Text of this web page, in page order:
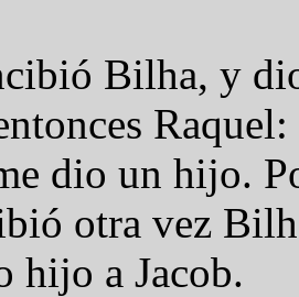
Bilha, y
dio un hijo.
otra vez
hijo a Jacob.